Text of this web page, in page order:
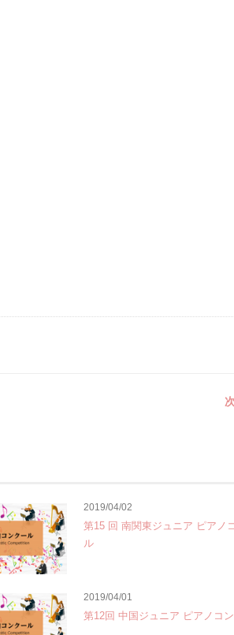
2019/04/02
第15 回 南関東ジュニア ピアノ
ル
2019/04/01
第12回 中国ジュニア ピアノコ